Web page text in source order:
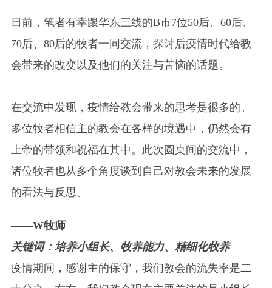
日前，笔者有幸跟华东三线的B市7位50后、60后、
70后、80后的牧者一同交流，探讨后疫情时代给教
会带来的改变以及他们的关注与苦恼的话题。
在交流中发现，疫情给教会带来的思考是很多的。
多位牧者相信主的教会在各样的境遇中，仍然会有
上帝的带领和祝福在其中。此次圆桌间的交流中，
诸位牧者也从多个角度谈到自己对教会未来的发展
的看法与反思。
——W牧师
关键词：培养小组长、牧养能力、精细化牧养
疫情期间，感谢主的保守，我们教会的流失率是二